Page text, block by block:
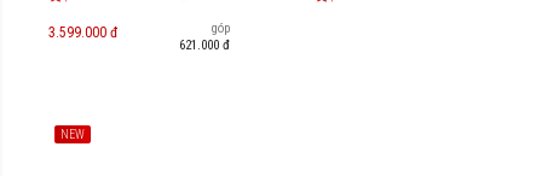
3.599.000 đ
Trả góp
621.000 đ
NEW